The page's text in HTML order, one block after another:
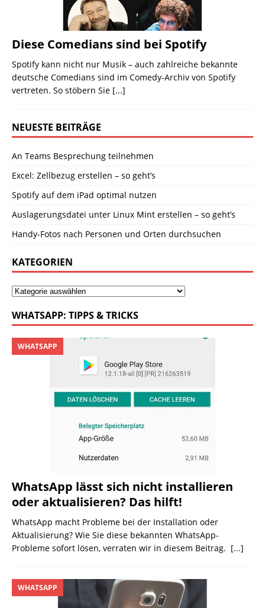
Diese Comedians sind bei Spotify
Spotify kann nicht nur Musik – auch zahlreiche bekannte
deutsche Comedians sind im Comedy-Archiv von Spotify
vertreten. So stöbern Sie [...]
NEUESTE BEITRÄGE
An Teams Besprechung teilnehmen
Excel: Zellbezug erstellen – so geht’s
Spotify auf dem iPad optimal nutzen
Auslagerungsdatei unter Linux Mint erstellen – so geht’s
Handy-Fotos nach Personen und Orten durchsuchen
KATEGORIEN
WHATSAPP: TIPPS & TRICKS
WhatsApp lässt sich nicht installieren
oder aktualisieren? Das hilft!
WHATSAPP
WhatsApp macht Probleme bei der Installation oder
Aktualisierung? Wie Sie diese bekannten WhatsApp-
Probleme sofort lösen, verraten wir in diesem Beitrag. [...]
WHATSAPP